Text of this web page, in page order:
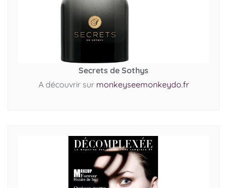
Secrets de Sothys
A découvrir sur monkeyseemonkeydo.fr